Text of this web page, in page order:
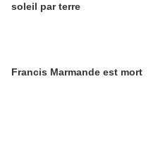
soleil par terre
Francis Marmande est mort